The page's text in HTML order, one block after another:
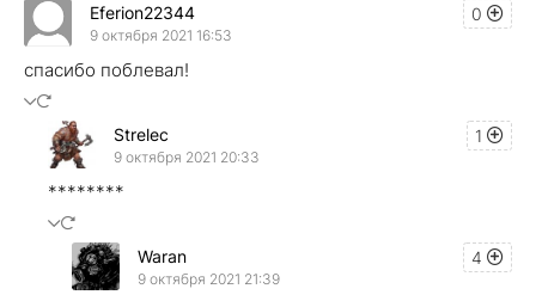
0
Eferion22344
9 октября 2021 16:53
спасибо поблевал!
1
Strelec
9 октября 2021 20:33
********
4
Waran
9 октября 2021 21:39